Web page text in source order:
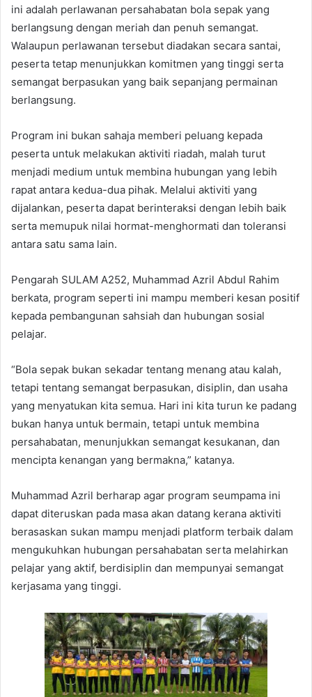
ini adalah perlawanan persahabatan bola sepak yang
berlangsung dengan meriah dan penuh semangat.
Walaupun perlawanan tersebut diadakan secara santai,
peserta tetap menunjukkan komitmen yang tinggi serta
semangat berpasukan yang baik sepanjang permainan
berlangsung.
Program ini bukan sahaja memberi peluang kepada
peserta untuk melakukan aktiviti riadah, malah turut
menjadi medium untuk membina hubungan yang lebih
rapat antara kedua-dua pihak. Melalui aktiviti yang
dijalankan, peserta dapat berinteraksi dengan lebih baik
serta memupuk nilai hormat-menghormati dan toleransi
antara satu sama lain.
Pengarah SULAM A252, Muhammad Azril Abdul Rahim
berkata, program seperti ini mampu memberi kesan positif
kepada pembangunan sahsiah dan hubungan sosial
pelajar.
“Bola sepak bukan sekadar tentang menang atau kalah,
tetapi tentang semangat berpasukan, disiplin, dan usaha
yang menyatukan kita semua. Hari ini kita turun ke padang
bukan hanya untuk bermain, tetapi untuk membina
persahabatan, menunjukkan semangat kesukanan, dan
mencipta kenangan yang bermakna,” katanya.
Muhammad Azril berharap agar program seumpama ini
dapat diteruskan pada masa akan datang kerana aktiviti
berasaskan sukan mampu menjadi platform terbaik dalam
mengukuhkan hubungan persahabatan serta melahirkan
pelajar yang aktif, berdisiplin dan mempunyai semangat
kerjasama yang tinggi.